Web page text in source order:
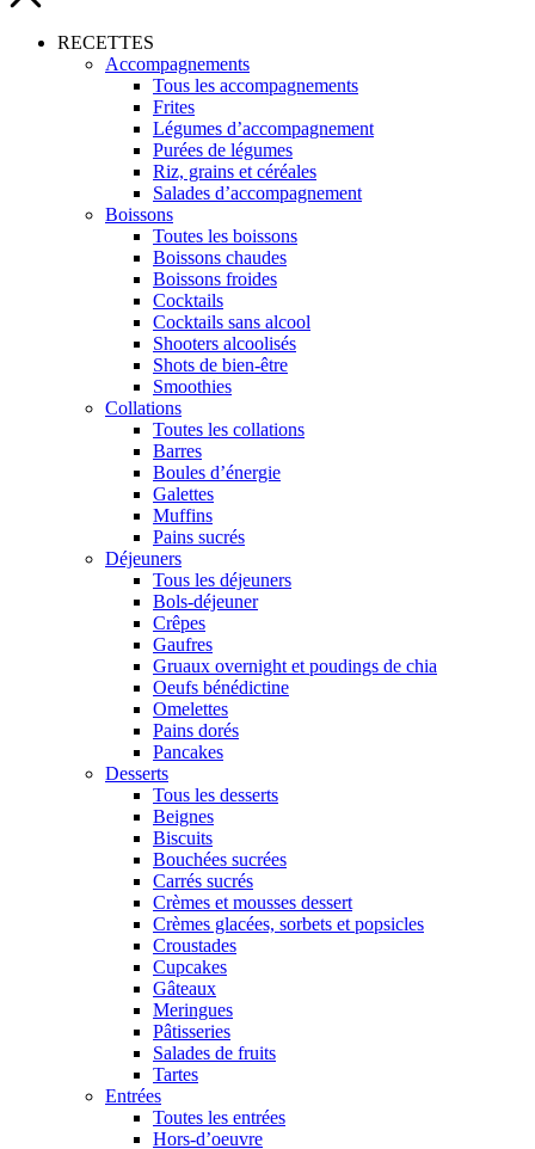
RECETTES
Accompagnements
Tous les accompagnements
Frites
Légumes d’accompagnement
Purées de légumes
Riz, grains et céréales
Salades d’accompagnement
Boissons
Toutes les boissons
Boissons chaudes
Boissons froides
Cocktails
Cocktails sans alcool
Shooters alcoolisés
Shots de bien-être
Smoothies
Collations
Toutes les collations
Barres
Boules d’énergie
Galettes
Muffins
Pains sucrés
Déjeuners
Tous les déjeuners
Bols-déjeuner
Crêpes
Gaufres
Gruaux overnight et poudings de chia
Oeufs bénédictine
Omelettes
Pains dorés
Pancakes
Desserts
Tous les desserts
Beignes
Biscuits
Bouchées sucrées
Carrés sucrés
Crèmes et mousses dessert
Crèmes glacées, sorbets et popsicles
Croustades
Cupcakes
Gâteaux
Meringues
Pâtisseries
Salades de fruits
Tartes
Entrées
Toutes les entrées
Hors-d’oeuvre